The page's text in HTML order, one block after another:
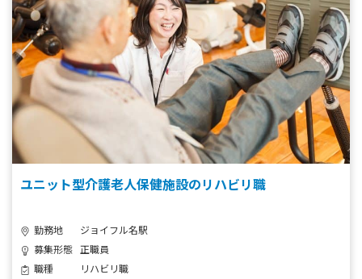
ユニット型介護老人保健施設のリハビリ職
勤務地
ジョイフル名駅
募集形態 正職員
職種
リハビリ職